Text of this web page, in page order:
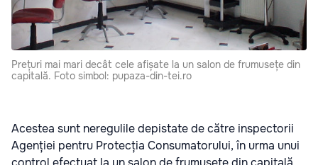
Prețuri mai mari decât cele afișate la un salon de frumusețe din
capitală. Foto simbol: pupaza-din-tei.ro
Acestea sunt neregulile depistate de către inspectorii
Agenției pentru Protecția Consumatorului, în urma unui